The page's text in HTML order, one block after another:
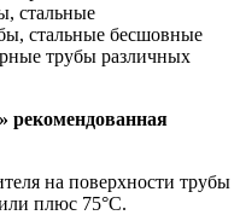
стальные
стальные бесшовные
трубы различных
рекомендованная
на поверхности трубы
плюс 75°С.